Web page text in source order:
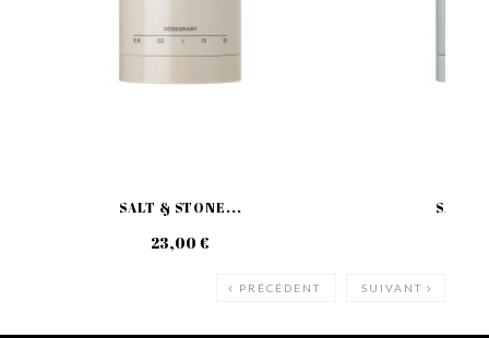
SALT & STONE...
23,00 €
SALT
PRÉCÉDENT SUIVANT